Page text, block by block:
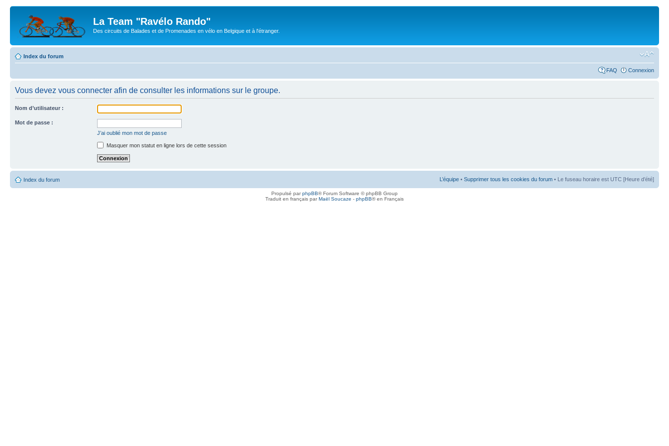
La Team "Ravélo Rando"
Des circuits de Balades et de Promenades en vélo en Belgique et à l'étranger.
Index du forum
FAQ Connexion
Vous devez vous connecter afin de consulter les informations sur le groupe.
Nom d’utilisateur :
Mot de passe :
J’ai oublié mon mot de passe
Masquer mon statut en ligne lors de cette session
Index du forum L’équipe • Supprimer tous les cookies du forum • Le fuseau horaire est UTC [Heure d’été]
Propulsé parphpBB® Forum Software © phpBB Group
Traduit en français parMaël Soucaze - phpBB® en Français